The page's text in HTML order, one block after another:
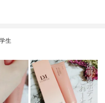
生